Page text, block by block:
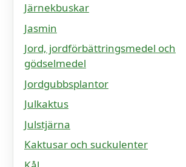
Järnekbuskar
Jasmin
Jord, jordförbättringsmedel och
gödselmedel
Jordgubbsplantor
Julkaktus
Julstjärna
Kaktusar och suckulenter